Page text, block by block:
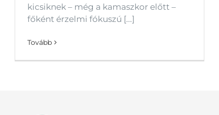
kicsiknek – még a kamaszkor előtt –
főként érzelmi fókuszú [...]
Tovább